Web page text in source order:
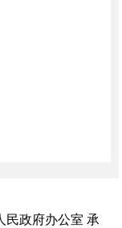
民政府办公室 承